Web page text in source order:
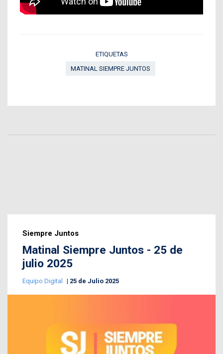
ETIQUETAS
MATINAL SIEMPRE JUNTOS
Siempre Juntos
Matinal Siempre Juntos - 25 de
julio 2025
Equipo Digital 25 de Julio 2025